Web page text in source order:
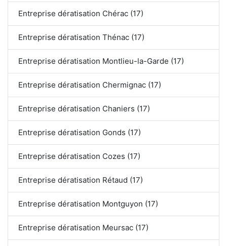
Entreprise dératisation Chérac (17)
Entreprise dératisation Thénac (17)
Entreprise dératisation Montlieu-la-Garde (17)
Entreprise dératisation Chermignac (17)
Entreprise dératisation Chaniers (17)
Entreprise dératisation Gonds (17)
Entreprise dératisation Cozes (17)
Entreprise dératisation Rétaud (17)
Entreprise dératisation Montguyon (17)
Entreprise dératisation Meursac (17)